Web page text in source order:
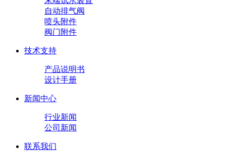
自动排气阀
喷头附件
阀门附件
技术支持
产品说明书
设计手册
新闻中心
行业新闻
公司新闻
联系我们